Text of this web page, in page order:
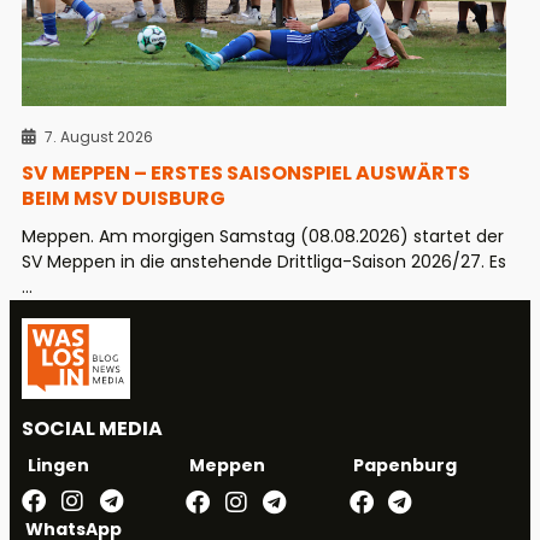
7. August 2026
SV MEPPEN – ERSTES SAISONSPIEL AUSWÄRTS
BEIM MSV DUISBURG
Meppen. Am morgigen Samstag (08.08.2026) startet der
SV Meppen in die anstehende Drittliga-Saison 2026/27. Es
...
SOCIAL MEDIA
Lingen Meppen Papenburg
WhatsApp